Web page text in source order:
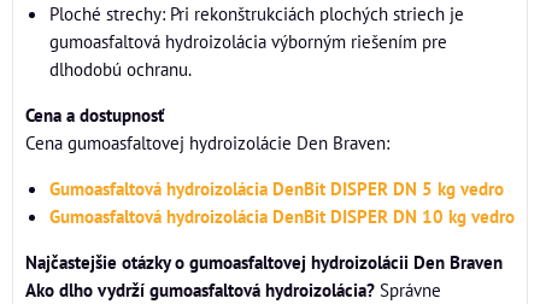
Ploché strechy: Pri rekonštrukciách plochých striech je
gumoasfaltová hydroizolácia výborným riešením pre
dlhodobú ochranu.
Cena a dostupnosť
Cena gumoasfaltovej hydroizolácie Den Braven:
Gumoasfaltová hydroizolácia DenBit DISPER DN 5 kg vedro
Gumoasfaltová hydroizolácia DenBit DISPER DN 10 kg vedro
Najčastejšie otázky o gumoasfaltovej hydroizolácii Den Braven
Ako dlho vydrží gumoasfaltová hydroizolácia? Správne